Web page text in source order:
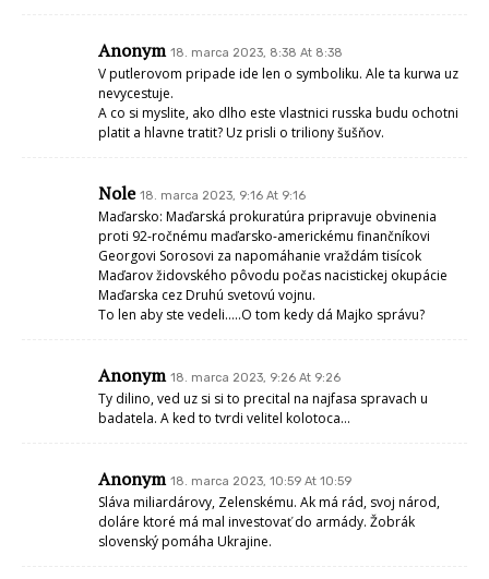
Anonym 18. marca 2023, 8:38 At 8:38
V putlerovom pripade ide len o symboliku. Ale ta kurwa uz
nevycestuje.
A co si myslite, ako dlho este vlastnici russka budu ochotni
platit a hlavne tratit? Uz prisli o triliony šušňov.
Nole 18. marca 2023, 9:16 At 9:16
Maďarsko: Maďarská prokuratúra pripravuje obvinenia
proti 92-ročnému maďarsko-americkému finančníkovi
Georgovi Sorosovi za napomáhanie vraždám tisícok
Maďarov židovského pôvodu počas nacistickej okupácie
Maďarska cez Druhú svetovú vojnu.
To len aby ste vedeli…..O tom kedy dá Majko správu?
Anonym 18. marca 2023, 9:26 At 9:26
Ty dilino, ved uz si si to precital na najfasa spravach u
badatela. A ked to tvrdi velitel kolotoca…
Anonym 18. marca 2023, 10:59 At 10:59
Sláva miliardárovy, Zelenskému. Ak má rád, svoj národ,
doláre ktoré má mal investovať do armády. Žobrák
slovenský pomáha Ukrajine.